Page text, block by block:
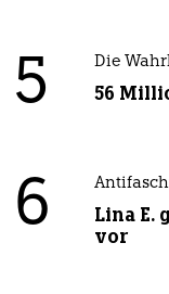
5 Die
56
6
Lina E.
vor